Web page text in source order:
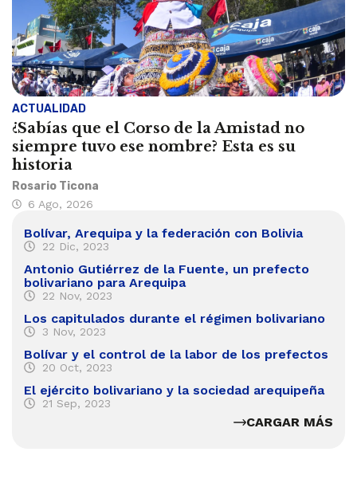
ACTUALIDAD
¿Sabías que el Corso de la Amistad no
siempre tuvo ese nombre? Esta es su
historia
Rosario Ticona
6 Ago, 2026
Bolívar, Arequipa y la federación con Bolivia
22 Dic, 2023
Antonio Gutiérrez de la Fuente, un prefecto
bolivariano para Arequipa
22 Nov, 2023
Los capitulados durante el régimen bolivariano
3 Nov, 2023
Bolívar y el control de la labor de los prefectos
20 Oct, 2023
El ejército bolivariano y la sociedad arequipeña
21 Sep, 2023
CARGAR MÁS